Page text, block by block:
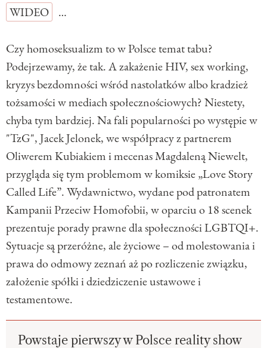
WIDEO
…
Czy homoseksualizm to w Polsce temat tabu?
Podejrzewamy, że tak. A zakażenie HIV, sex working,
kryzys bezdomności wśród nastolatków albo kradzież
tożsamości w mediach społecznościowych? Niestety,
chyba tym bardziej. Na fali popularności po występie w
"TzG", Jacek Jelonek, we współpracy z partnerem
Oliwerem Kubiakiem i mecenas Magdaleną Niewelt,
przygląda się tym problemom w komiksie „Love Story
Called Life”. Wydawnictwo, wydane pod patronatem
Kampanii Przeciw Homofobii, w oparciu o 18 scenek
prezentuje porady prawne dla społeczności LGBTQI+.
Sytuacje są przeróżne, ale życiowe – od molestowania i
prawa do odmowy zeznań aż po rozliczenie związku,
założenie spółki i dziedziczenie ustawowe i
testamentowe.
Powstaje pierwszy w Polsce reality show